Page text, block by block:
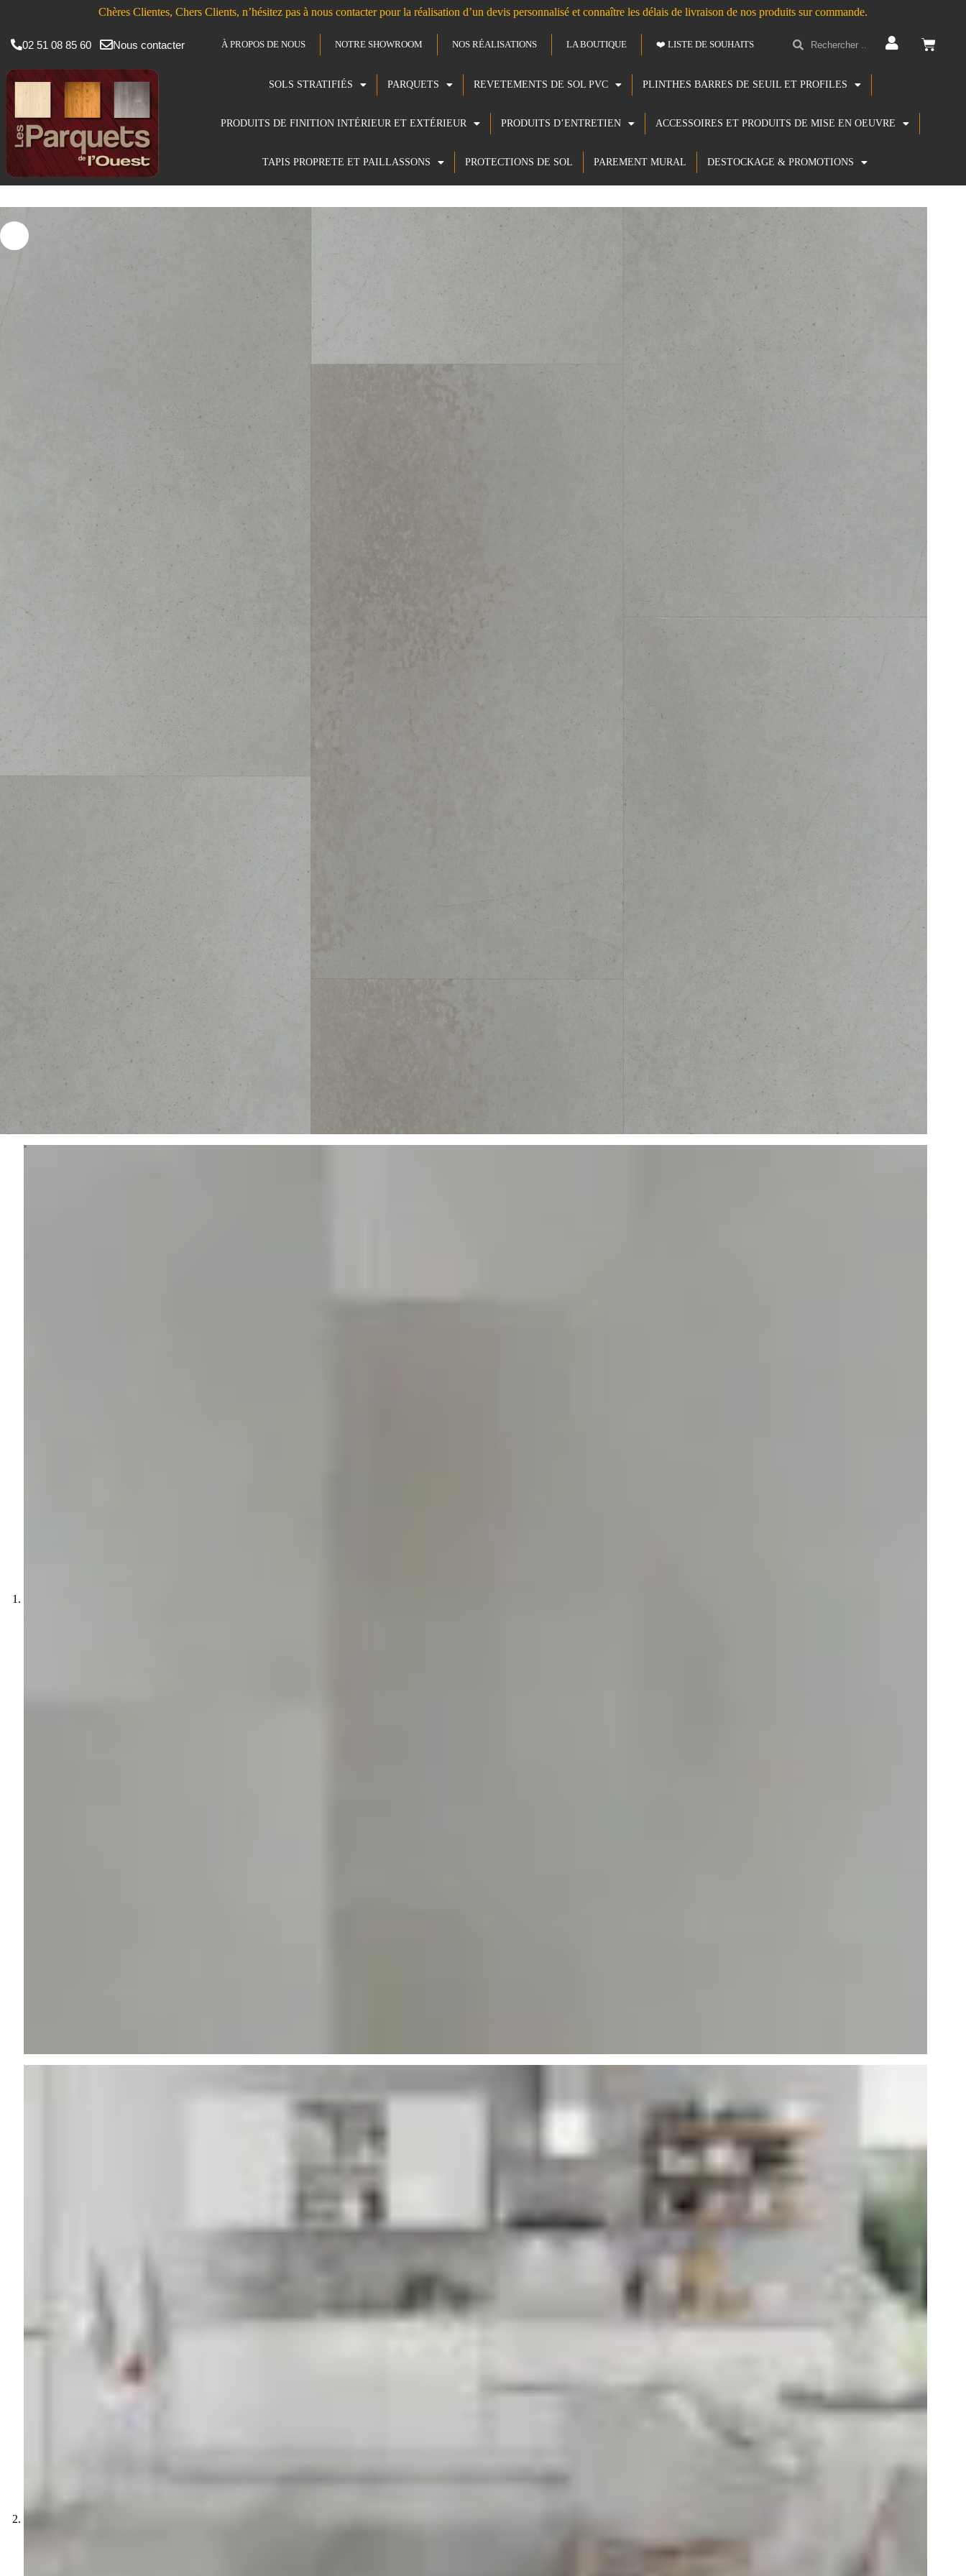
Chères Clientes, Chers Clients, n’hésitez pas à nous contacter pour la réalisation d’un devis personnalisé et connaître les délais de livraison de nos produits sur commande.
02 51 08 85 60 Nous contacter À PROPOS DE NOUS NOTRE SHOWROOM NOS RÉALISATIONS LA BOUTIQUE ❤️ LISTE DE SOUHAITS
SOLS STRATIFIÉS PARQUETS REVETEMENTS DE SOL PVC PLINTHES BARRES DE SEUIL ET PROFILES
PRODUITS DE FINITION INTÉRIEUR ET EXTÉRIEUR PRODUITS D’ENTRETIEN ACCESSOIRES ET PRODUITS DE MISE EN OEUVRE
TAPIS PROPRETE ET PAILLASSONS PROTECTIONS DE SOL PAREMENT MURAL DESTOCKAGE & PROMOTIONS